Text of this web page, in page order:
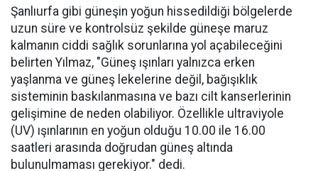
Şanlıurfa gibi güneşin yoğun hissedildiği bölgelerde
uzun süre ve kontrolsüz şekilde güneşe maruz
kalmanın ciddi sağlık sorunlarına yol açabileceğini
belirten Yılmaz, "Güneş ışınları yalnızca erken
yaşlanma ve güneş lekelerine değil, bağışıklık
sisteminin baskılanmasına ve bazı cilt kanserlerinin
gelişimine de neden olabiliyor. Özellikle ultraviyole
(UV) ışınlarının en yoğun olduğu 10.00 ile 16.00
saatleri arasında doğrudan güneş altında
bulunulmaması gerekiyor." dedi.